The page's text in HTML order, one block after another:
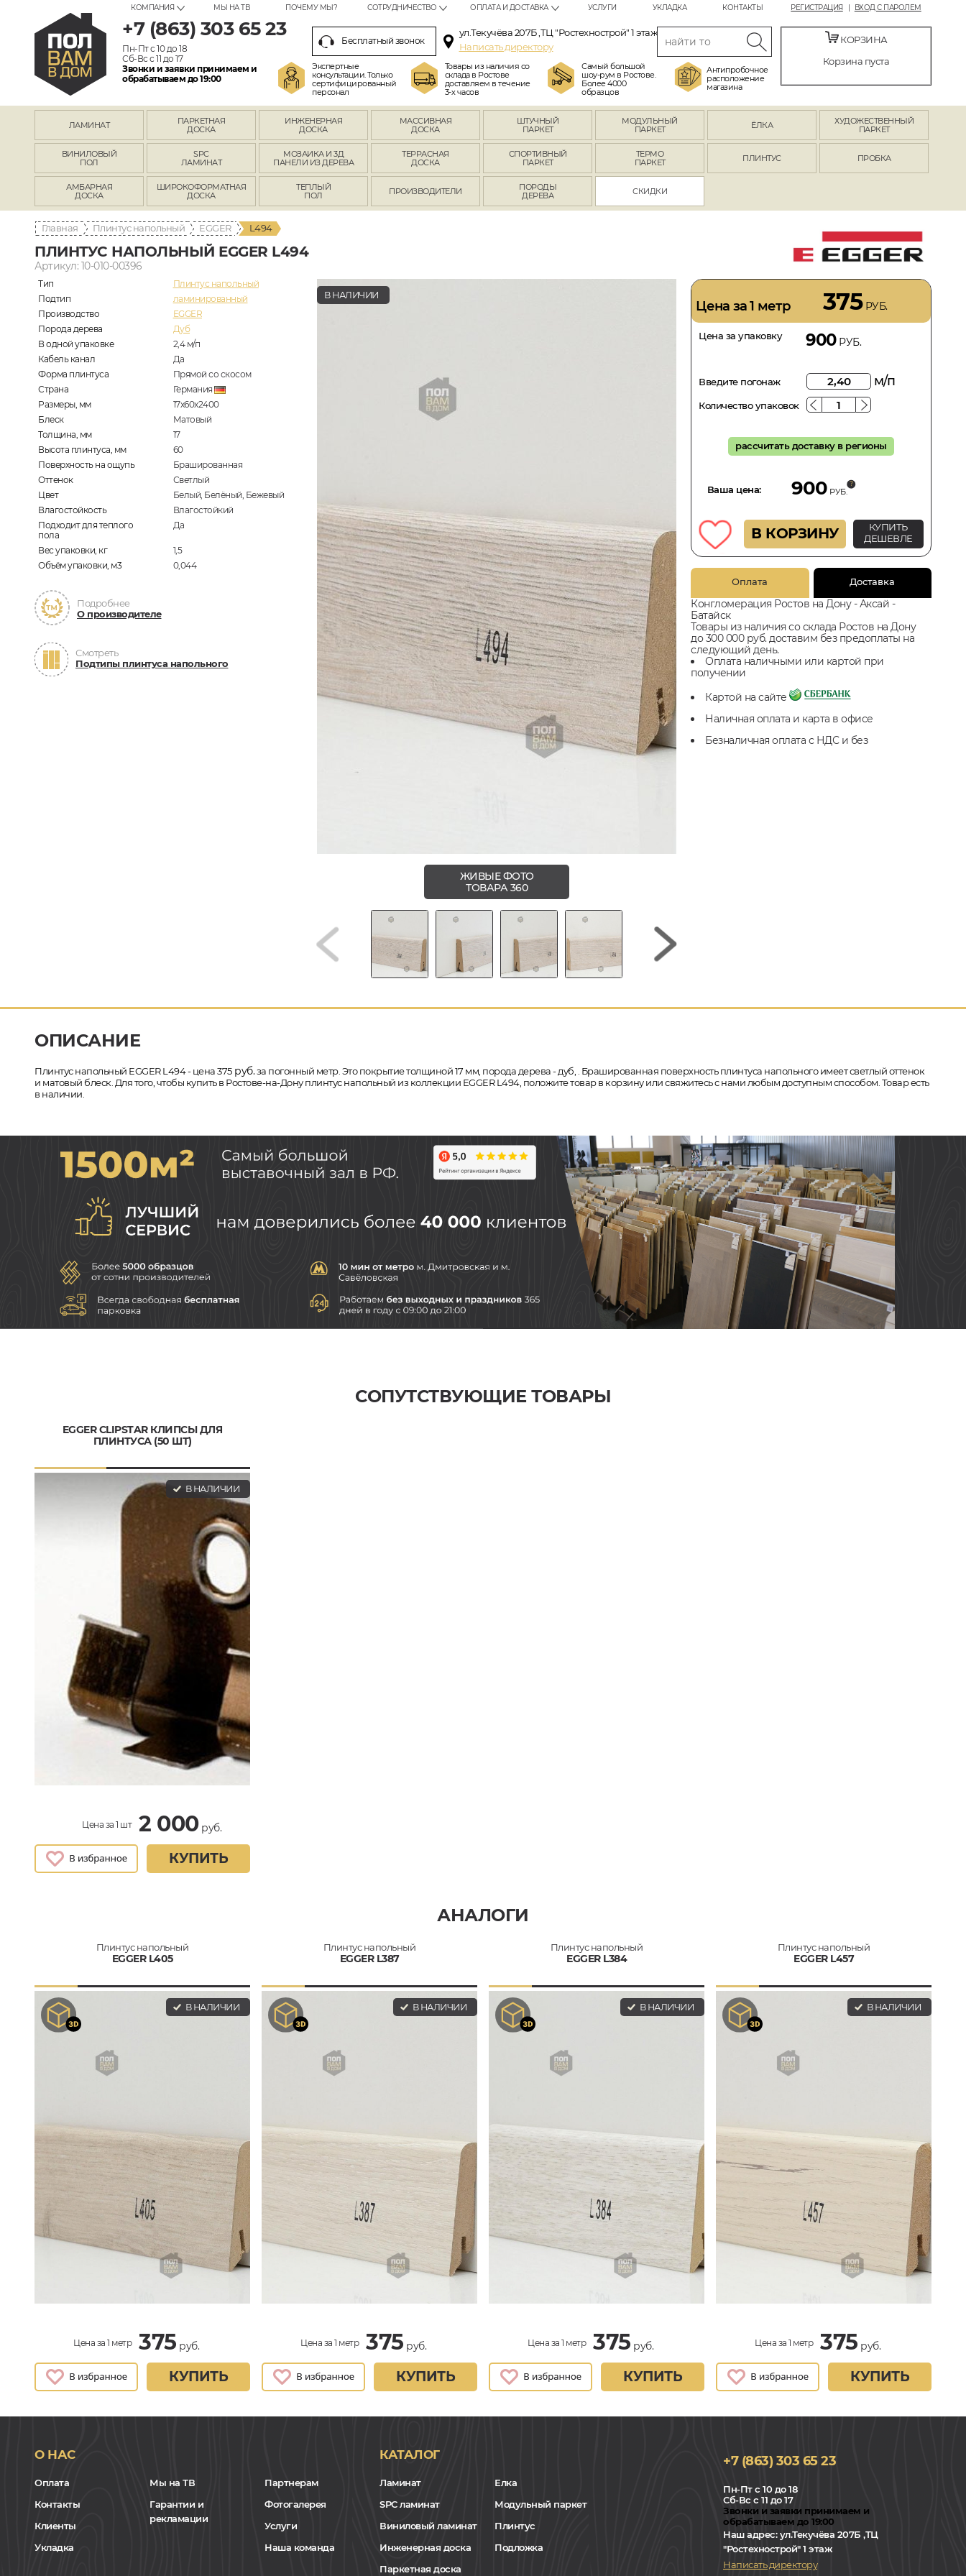
РЕГИСТРАЦИЯ ВХОД С ПАРОЛЕМ
КОМПАНИЯ МЫ НА ТВ ПОЧЕМУ МЫ? СОТРУДНИЧЕСТВО ОПЛАТА И ДОСТАВКА УСЛУГИ УКЛАДКА КОНТАКТЫ
+7 (863) 303 65 23
Пн-Пт с 10 до 18
Сб-Вс с 11 до 17
Звонки и заявки принимаем и
обрабатываем до 19:00
Бесплатный звонок
ул.Текучёва 207Б ,ТЦ "Ростехнострой" 1 этаж
Написать директору
Экспертные
консультации. Только
сертифицированный
персонал
Товары из наличия со
склада в Ростове
доставляем в течение
3-х часов
Самый большой
шоу-рум в Ростове.
Более 4000
образцов
Антипробочное
расположение
магазина
КОРЗИНА
Корзина пуста
ЛАМИНАТ
ПАРКЕТНАЯ
ДОСКА
ИНЖЕНЕРНАЯ
ДОСКА
МАССИВНАЯ
ДОСКА
ШТУЧНЫЙ
ПАРКЕТ
МОДУЛЬНЫЙ
ПАРКЕТ
ЁЛКА
ХУДОЖЕСТВЕННЫЙ
ПАРКЕТ
ВИНИЛОВЫЙ
ПОЛ
SPC
ЛАМИНАТ
МОЗАИКА И 3Д
ПАНЕЛИ ИЗ ДЕРЕВА
ТЕРРАСНАЯ
ДОСКА
СПОРТИВНЫЙ
ПАРКЕТ
ТЕРМО
ПАРКЕТ
ПЛИНТУС ПРОБКА
АМБАРНАЯ
ДОСКА
ШИРОКОФОРМАТНАЯ
ДОСКА
ТЕПЛЫЙ
ПОЛ
ПРОИЗВОДИТЕЛИ
ПОРОДЫ
ДЕРЕВА
СКИДКИ
Главная Плинтус напольный EGGER L494
ПЛИНТУС НАПОЛЬНЫЙ EGGER L494
Артикул: 10-010-00396
Тип
Плинтус напольный
Подтип
ламинированный
Производство
EGGER
Порода дерева
Дуб
В одной упаковке
2,4 м/п
Кабель канал
Да
Форма плинтуса
Прямой со скосом
Страна
Германия
Размеры, мм
17х60х2400
Блеск
Матовый
Толщина, мм
17
Высота плинтуса, мм
60
Поверхность на ощупь
Брашированная
Оттенок
Светлый
Цвет
Белый, Белёный, Бежевый
Влагостойкость
Влагостойкий
Подходит для теплого
пола
Да
Вес упаковки, кг
1,5
Объём упаковки, м3
0,044
Подробнее
О производителе
Смотреть
Подтипы плинтуса напольного
В НАЛИЧИИ
ЖИВЫЕ ФОТО
ТОВАРА 360
Цена за 1 метр 375РУБ.
Цена за упаковку 900РУБ.
Введите погонаж м/п
Количество упаковок
рассчитать доставку в регионы
Ваша цена: 900 РУБ.
В КОРЗИНУ
КУПИТЬ
ДЕШЕВЛЕ
Оплата Доставка
Конгломерация Ростов на Дону - Аксай -
Батайск
Товары из наличия со склада Ростов на Дону
до 300 000 руб. доставим без предоплаты на
следующий день.
Оплата наличными или картой при
получении
Картой на сайте
Наличная оплата и карта в офисе
Безналичная оплата с НДС и без
ОПИСАНИЕ
Плинтус напольный EGGER L494 - цена 375руб.за погонный метр. Это покрытие толщиной 17 мм, порода дерева - дуб, . Брашированная поверхность плинтуса напольного имеет светлый оттенок
и матовый блеск. Для того, чтобы купить в Ростове-на-Дону плинтус напольный из коллекции EGGER L494, положите товар в корзину или свяжитесь с нами любым доступным способом. Товар есть
в наличии.
СОПУТСТВУЮЩИЕ ТОВАРЫ
EGGER CLIPSTAR КЛИПСЫ ДЛЯ
ПЛИНТУСА (50 ШТ)
В НАЛИЧИИ
Цена за 1 шт 2 000руб.
КУПИТЬ
АНАЛОГИ
Плинтус напольный
EGGER L405
В НАЛИЧИИ
Цена за 1 метр 375 руб.
КУПИТЬ
Плинтус напольный
EGGER L387
В НАЛИЧИИ
Цена за 1 метр 375 руб.
КУПИТЬ
Плинтус напольный
EGGER L384
В НАЛИЧИИ
Цена за 1 метр 375 руб.
КУПИТЬ
Плинтус напольный
EGGER L457
В НАЛИЧИИ
Цена за 1 метр 375 руб.
КУПИТЬ
О НАС
Оплата
Контакты
Клиенты
Укладка
Мы на ТВ
Гарантии и
рекламации
Партнерам
Фотогалерея
Услуги
Наша команда
КАТАЛОГ
Ламинат
SPC ламинат
Виниловый ламинат
Инженерная доска
Паркетная доска
Елка
Модульный паркет
Плинтус
Подложка
+7 (863) 303 65 23
Пн-Пт с 10 до 18
Сб-Вс с 11 до 17
Звонки и заявки принимаем и
обрабатываем до 19:00
Наш адрес:ул.Текучёва 207Б ,ТЦ
"Ростехнострой" 1 этаж
Написать директору